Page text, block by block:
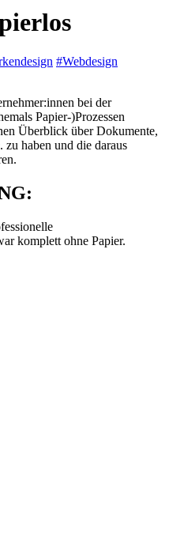
#Webdesign
bei der
Papier-)Prozessen
Überblick über Dokumente,
haben und die daraus
komplett ohne Papier.